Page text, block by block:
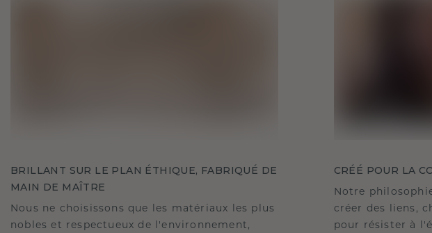
BRILLANT SUR LE PLAN ÉTHIQUE, FABRIQUÉ DE
MAIN DE MAÎTRE
Nous ne choisissons que les matériaux les plus
nobles et respectueux de l'environnement,
CRÉÉ POUR LA
Notre
créer des liens,
pour résister à